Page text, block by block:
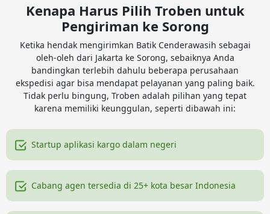
Kenapa Harus Pilih Troben untuk
Pengiriman ke Sorong
Ketika hendak mengirimkan Batik Cenderawasih sebagai
oleh-oleh dari Jakarta ke Sorong, sebaiknya Anda
bandingkan terlebih dahulu beberapa perusahaan
ekspedisi agar bisa mendapat pelayanan yang paling baik.
Tidak perlu bingung, Troben adalah pilihan yang tepat
karena memiliki keunggulan, seperti dibawah ini:
Startup aplikasi kargo dalam negeri
Cabang agen tersedia di 25+ kota besar Indonesia